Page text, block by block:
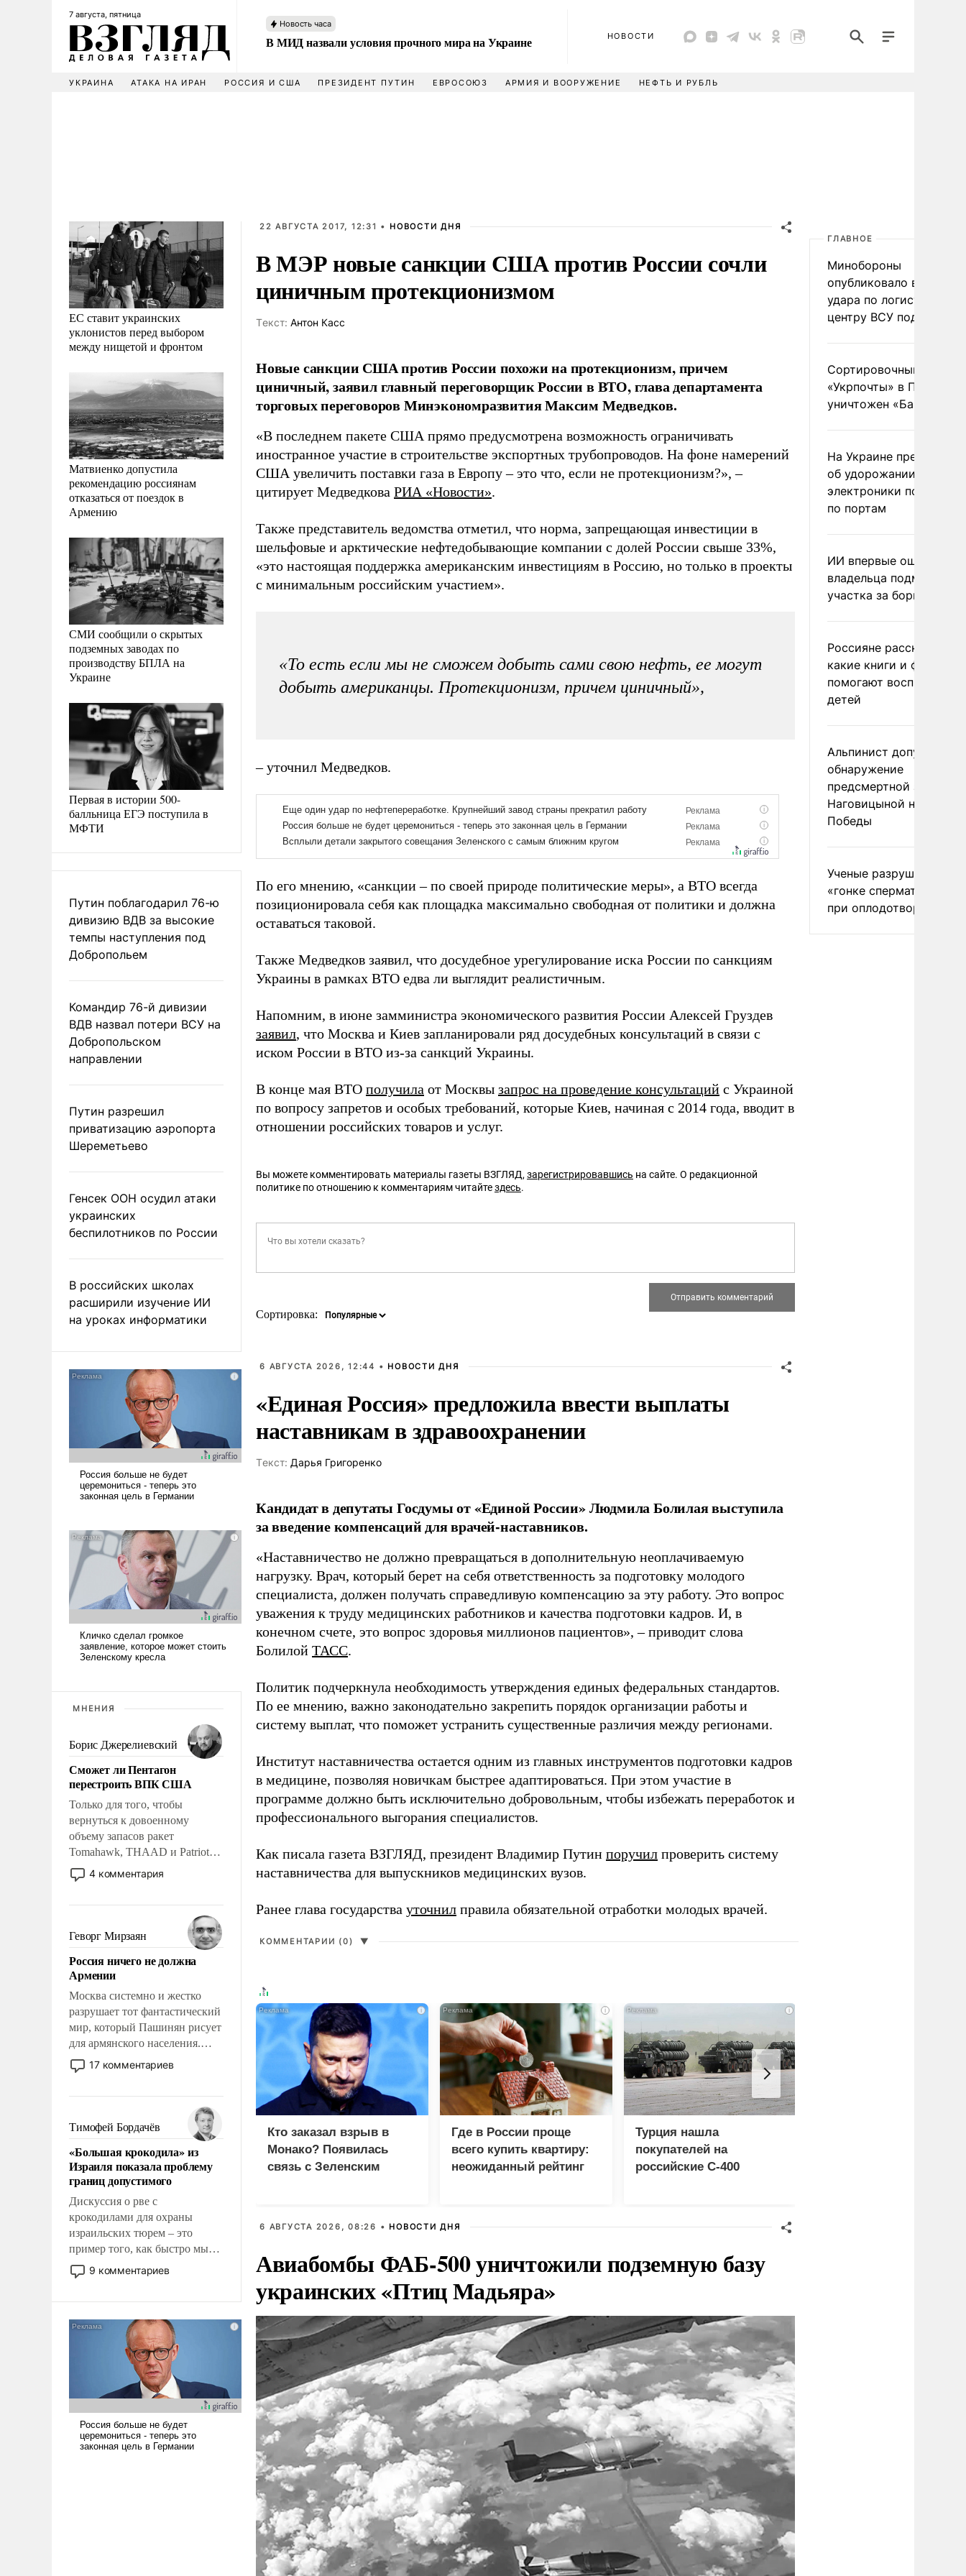
7 августа, пятница
Новость часа
В МИД назвали условия прочного мира на Украине НОВОСТИ
УКРАИНА АТАКА НА ИРАН РОССИЯ И США ПРЕЗИДЕНТ ПУТИН ЕВРОСОЮЗ АРМИЯ И ВООРУЖЕНИЕ НЕФТЬ И РУБЛЬ
ЕС ставит украинских
уклонистов перед выбором
между нищетой и фронтом
Матвиенко допустила
рекомендацию россиянам
отказаться от поездок в
Армению
СМИ сообщили о скрытых
подземных заводах по
производству БПЛА на
Украине
Первая в истории 500-
балльница ЕГЭ поступила в
МФТИ
Путин поблагодарил 76-ю
дивизию ВДВ за высокие
темпы наступления под
Добропольем
Командир 76-й дивизии
ВДВ назвал потери ВСУ на
Добропольском
направлении
Путин разрешил
приватизацию аэропорта
Шереметьево
Генсек ООН осудил атаки
украинских
беспилотников по России
В российских школах
расширили изучение ИИ
на уроках информатики
МНЕНИЯ
Борис Джерелиевский
Сможет ли Пентагон
перестроить ВПК США
Только для того, чтобы
вернуться к довоенному
объему запасов ракет
Tomahawk, THAAD и Patriot
США потребуется более трех
лет. Даже небольшая война с
Сложившаяся ситуация
означает многолетний период
уязвимости США, например,
перед Китаем.
4 комментария
Геворг Мирзаян
Россия ничего не должна
Армении
Москва системно и жестко
разрушает тот фантастический
мир, который Пашинян рисует
для армянского населения.
Мир, где политические
прожекты будут безусловно
налогоплательщиков и где
Еревану за свои поступки не
нужно отвечать.
17 комментариев
Тимофей Бордачёв
«Большая крокодила» из
Израиля показала проблему
границ допустимого
Дискуссия о рве с
крокодилами для охраны
израильских тюрем – это
пример того, как быстро мы
двигаемся по пути
революционных изменений.
псевдонаучной фантастики,
стало всерьез обсуждаемой
9 комментариев
22 АВГУСТА 2017, 12:31 • НОВОСТИ ДНЯ
В МЭР новые санкции США против России сочли
циничным протекционизмом
Tекст: Антон Касс
Новые санкции США против России похожи на протекционизм, причем
циничный, заявил главный переговорщик России в ВТО, глава департамента
торговых переговоров Минэкономразвития Максим Медведков.
«В последнем пакете США прямо предусмотрена возможность ограничивать
иностранное участие в строительстве экспортных трубопроводов. На фоне намерений
США увеличить поставки газа в Европу – это что, если не протекционизм?», –
цитирует Медведкова РИА «Новости».
Также представитель ведомства отметил, что норма, запрещающая инвестиции в
шельфовые и арктические нефтедобывающие компании с долей России свыше 33%,
«это настоящая поддержка американским инвестициям в Россию, но только в проекты
с минимальным российским участием».
«То есть если мы не сможем добыть сами свою нефть, ее могут
добыть американцы. Протекционизм, причем циничный»,
– уточнил Медведков.
По его мнению, «санкции – по своей природе политические меры», а ВТО всегда
позиционировала себя как площадка максимально свободная от политики и должна
оставаться таковой.
Также Медведков заявил, что досудебное урегулирование иска России по санкциям
Украины в рамках ВТО едва ли выглядит реалистичным.
Напомним, в июне замминистра экономического развития России Алексей Груздев
заявил, что Москва и Киев запланировали ряд досудебных консультаций в связи с
иском России в ВТО из-за санкций Украины.
В конце мая ВТО получила от Москвы запрос на проведение консультаций с Украиной
по вопросу запретов и особых требований, которые Киев, начиная с 2014 года, вводит в
отношении российских товаров и услуг.
Вы можете комментировать материалы газеты ВЗГЛЯД, зарегистрировавшись на сайте. О редакционной
политике по отношению к комментариям читайтездесь.
Сортировка:
6 АВГУСТА 2026, 12:44 • НОВОСТИ ДНЯ
«Единая Россия» предложила ввести выплаты
наставникам в здравоохранении
Tекст: Дарья Григоренко
Кандидат в депутаты Госдумы от «Единой России» Людмила Болилая выступила
за введение компенсаций для врачей-наставников.
«Наставничество не должно превращаться в дополнительную неоплачиваемую
нагрузку. Врач, который берет на себя ответственность за подготовку молодого
специалиста, должен получать справедливую компенсацию за эту работу. Это вопрос
уважения к труду медицинских работников и качества подготовки кадров. И, в
конечном счете, это вопрос здоровья миллионов пациентов», – приводит слова
Болилой ТАСС.
Политик подчеркнула необходимость утверждения единых федеральных стандартов.
По ее мнению, важно законодательно закрепить порядок организации работы и
систему выплат, что поможет устранить существенные различия между регионами.
Институт наставничества остается одним из главных инструментов подготовки кадров
в медицине, позволяя новичкам быстрее адаптироваться. При этом участие в
программе должно быть исключительно добровольным, чтобы избежать переработок и
профессионального выгорания специалистов.
Как писала газета ВЗГЛЯД, президент Владимир Путин поручил проверить систему
наставничества для выпускников медицинских вузов.
Ранее глава государства уточнил правила обязательной отработки молодых врачей.
КОММЕНТАРИИ (0) ▼
i
Кто заказал взрыв в
Монако? Появилась
связь с Зеленским
i
Где в России проще
всего купить квартиру:
неожиданный рейтинг
i
Турция нашла
покупателей на
российские C-400
6 АВГУСТА 2026, 08:26 • НОВОСТИ ДНЯ
Авиабомбы ФАБ-500 уничтожили подземную базу
украинских «Птиц Мадьяра»
ГЛАВНОЕ
Минобороны
опубликовало видео
удара по
центру ВСУ под Киевом
Сортировочный пункт
«Укрпочты» в
уничтожен
На Украине
об удорожании
электроники после
по портам
ИИ впервые
владельца
участка за борщевик
Россияне рассказали,
какие книги и фильмы
помогают воспитывать
детей
Альпинист допустил
обнаружение
предсмертной записки
Наговицыной на пике
Победы
Ученые разрушили миф
«гонке
при оплодотворении